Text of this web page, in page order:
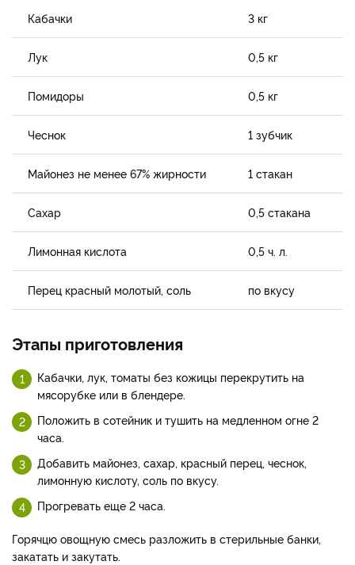
Кабачки 3 кг
Лук 0,5 кг
Помидоры 0,5 кг
Чеснок 1 зубчик
Майонез не менее 67% жирности 1 стакан
Сахар 0,5 стакана
Лимонная кислота 0,5 ч. л.
Перец красный молотый, соль по вкусу
Этапы приготовления
Кабачки, лук, томаты без кожицы перекрутить на
мясорубке или в блендере.
Положить в сотейник и тушить на медленном огне 2
часа.
Добавить майонез, сахар, красный перец, чеснок,
лимонную кислоту, соль по вкусу.
Прогревать еще 2 часа.
Горячцю овощную смесь разложить в стерильные банки,
закатать и закутать.